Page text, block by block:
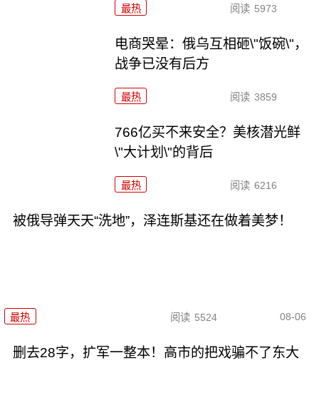
最热 阅读 5973
电商哭晕：俄乌互相砸\"饭碗\"，
战争已没有后方
最热 阅读 3859
766亿买不来安全？美核潜光鲜
\"大计划\"的背后
最热 阅读 6216
被俄导弹天天“洗地”，泽连斯基还在做着美梦！
最热 阅读 5524 08-06
删去28字，扩军一整本！高市的把戏骗不了东大